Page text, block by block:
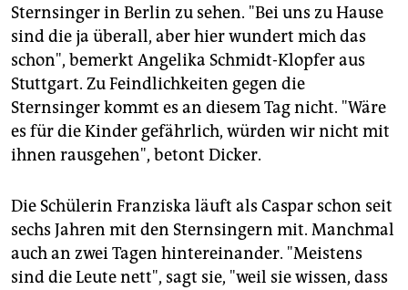
Sternsinger in Berlin zu sehen. "Bei uns zu Hause
sind die ja überall, aber hier wundert mich das
schon", bemerkt Angelika Schmidt-Klopfer aus
Stuttgart. Zu Feindlichkeiten gegen die
Sternsinger kommt es an diesem Tag nicht. "Wäre
es für die Kinder gefährlich, würden wir nicht mit
ihnen rausgehen", betont Dicker.
Die Schülerin Franziska läuft als Caspar schon seit
sechs Jahren mit den Sternsingern mit. Manchmal
auch an zwei Tagen hintereinander. "Meistens
sind die Leute nett", sagt sie, "weil sie wissen, dass